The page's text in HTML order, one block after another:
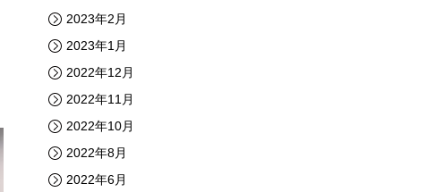
2023年2月
2023年1月
2022年12月
2022年11月
2022年10月
2022年8月
2022年6月